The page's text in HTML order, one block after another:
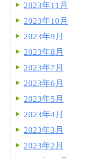
2023年11月
2023年10月
2023年9月
2023年8月
2023年7月
2023年6月
2023年5月
2023年4月
2023年3月
2023年2月